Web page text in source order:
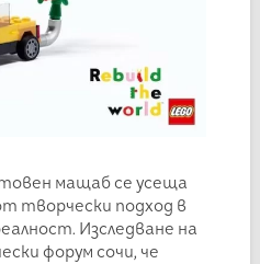
мащаб се усеща
творчески подход в
Изследване на
форум сочи, че